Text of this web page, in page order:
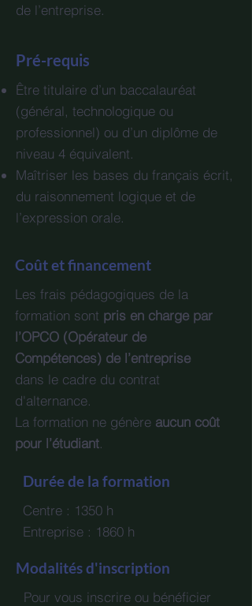
de l’entreprise.
Pré-requis
Être titulaire d’un baccalauréat
(général, technologique ou
professionnel) ou d’un diplôme de
niveau 4 équivalent.
Maîtriser les bases du français écrit,
du raisonnement logique et de
l’expression orale.
Coût et financement
Les frais pédagogiques de la
formation sont pris en charge par
l’OPCO (Opérateur de
Compétences) de l’entreprise
dans le cadre du contrat
d'alternance.
La formation ne génère aucun coût
pour l’étudiant.
Durée de la formation
Centre : 1350 h
Entreprise : 1860 h
Modalités d'inscription
Pour vous inscrire ou bénéficier